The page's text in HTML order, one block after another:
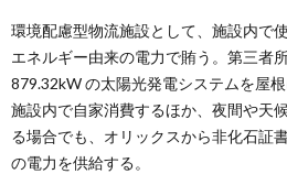
環境配慮型物流施設として、施設内で
エネルギー由来の電力で賄う。第三者
879.32kW の太陽光発電システムを屋
施設内で自家消費するほか、夜間や天
る場合でも、オリックスから非化石証
の電力を供給する。